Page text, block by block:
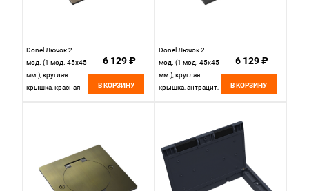
Donel Лючок 2
мод. (1 мод. 45х45
мм.), круглая
крышка, красная
6 129 ₽
В КОРЗИНУ
Donel Лючок 2
мод. (1 мод. 45х45
мм.), круглая
крышка, антрацит,
6 129 ₽
В КОРЗИНУ